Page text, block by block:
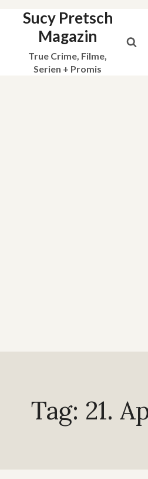
Sucy Pretsch
Magazin
True Crime, Filme,
Serien + Promis
Tag: 21.